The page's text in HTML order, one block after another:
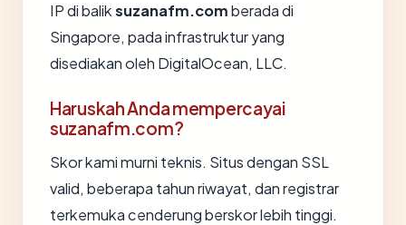
IP di baliksuzanafm.comberada di
Singapore, pada infrastruktur yang
disediakan oleh DigitalOcean, LLC.
Haruskah Anda mempercayai
suzanafm.com?
Skor kami murni teknis. Situs dengan SSL
valid, beberapa tahun riwayat, dan registrar
terkemuka cenderung berskor lebih tinggi.